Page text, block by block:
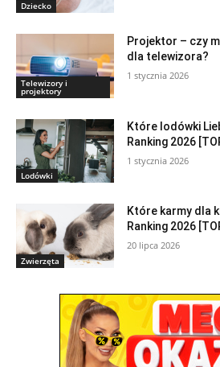
Dziecko
Telewizory i
projektory
Projektor – czy
dla telewizora?
1 stycznia 2026
Lodówki
Które lodówki
Ranking 2026
1 stycznia 2026
Zwierzęta
Które karmy dla
Ranking 2026
20 lipca 2026